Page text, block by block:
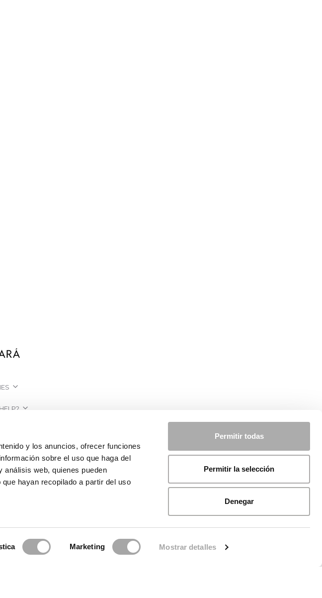
y los anuncios, ofrecer funciones
sobre el uso que haga del
análisis web, quienes pueden
hayan recopilado a partir del uso
Marketing Mostrar detalles
Permitir todas
Permitir la selección
Denegar
Privacy Policy